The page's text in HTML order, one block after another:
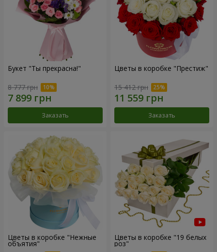
Букет "Ты прекрасна!"
8 777 грн
Заказать
Цветы в коробке "Престиж"
15 412 грн
Заказать
Цветы в коробке "Нежные
объятия"
Цветы в коробке "19 белых
роз"